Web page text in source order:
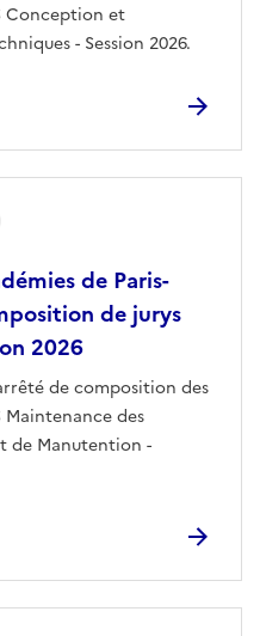
Conception et
- Session 2026.
de Paris-
de jurys
2026
de composition des
des
de Manutention -